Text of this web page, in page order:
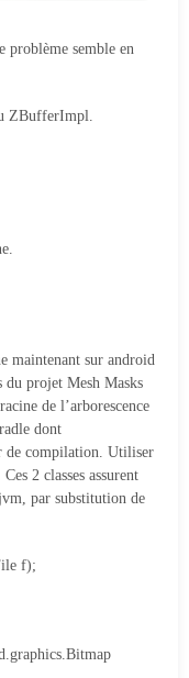
problème semble en
ZBufferImpl.
maintenant sur android
du projet Mesh Masks
de l’arborescence
dont
de compilation. Utiliser
2 classes assurent
par substitution de
f);